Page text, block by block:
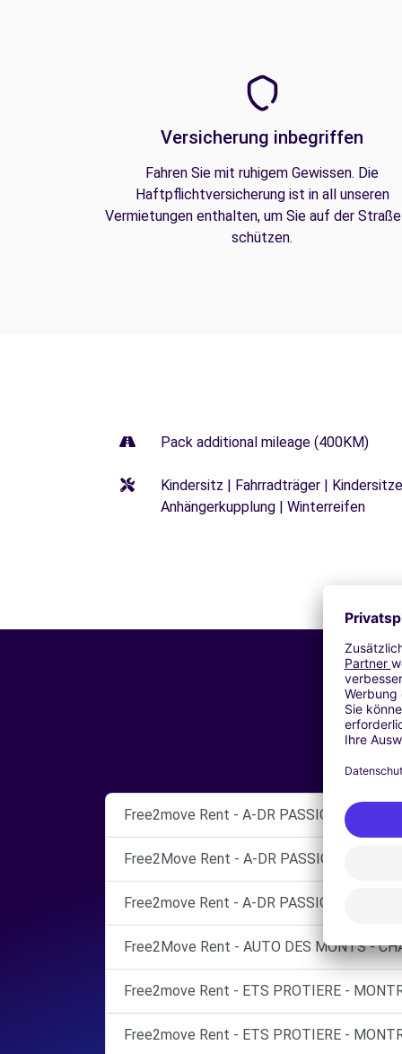
Versicherung inbegriffen
Fahren Sie mit ruhigem Gewissen. Die
Haftpflichtversicherung ist in all unseren
Vermietungen enthalten, um Sie auf der
schützen.
Pack additional mileage (400KM)
Kindersitz | Fahrradträger |
Anhängerkupplung | Winterreifen
Free2move Rent - A-DR PASSION -
Free2Move Rent - A-DR PASSION -
Free2move Rent - A-DR PASSION -
Free2Move Rent - AUTO DES MONTS -
Free2move Rent - ETS PROTIERE -
Free2move Rent - ETS PROTIERE -